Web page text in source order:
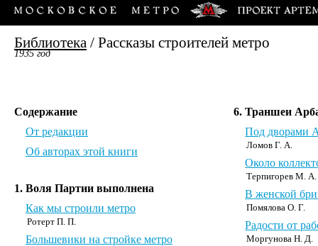
Библиотека / Рассказы строителей метро
1935 год
Содержание
От редакции
Об авторах этой книги
1. Воля Партии выполнена
Как мы строили метро
Ротерт П. П.
Большевики на стройке метро
6. Траншеи
Под дворами
Ломов Г. А.
Около
Терпигорев М. А.
В женской
Помялова О. Г.
Радости от
Моргунова Н. Д.